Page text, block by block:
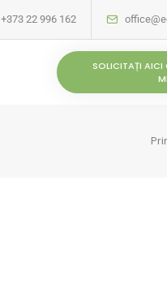
+373 22 996 162
SOLICITAȚI AICI